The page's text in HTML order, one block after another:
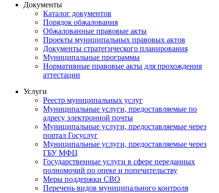
Документы
Каталог документов
Порядок обжалования
Обжалованные правовые акты
Проекты муниципальных правовых актов
Документы стратегического планирования
Муниципальные программы
Нормативные правовые акты для прохождения
аттестации
Услуги
Реестр муниципальных услуг
Муниципальные услуги, предоставляемые по
адресу электронной почты
Муниципальные услуги, предоставляемые через
портал Госуслуг
Муниципальные услуги, предоставляемые через
ГБУ МФЦ
Государственные услуги в сфере переданных
полномочий по опеке и попечительству
Меры поддержки СВО
Перечень видов муниципального контроля